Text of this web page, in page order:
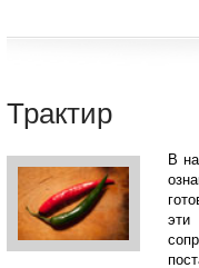
Трактир
В